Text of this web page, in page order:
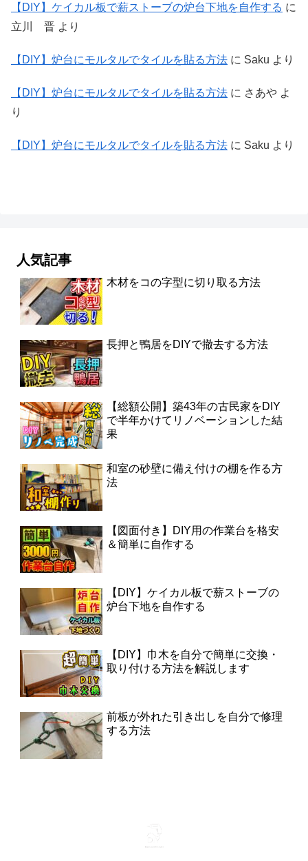
【DIY】ケイカル板で薪ストーブの炉台下地を自作する に
立川 晋 より
【DIY】炉台にモルタルでタイルを貼る方法 に Saku より
【DIY】炉台にモルタルでタイルを貼る方法 に さあや よ
り
【DIY】炉台にモルタルでタイルを貼る方法 に Saku より
人気記事
木材をコの字型に切り取る方法
長押と鴨居をDIYで撤去する方法
【総額公開】築43年の古民家をDIY
で半年かけてリノベーションした結
果
和室の砂壁に備え付けの棚を作る方
法
【図面付き】DIY用の作業台を格安
＆簡単に自作する
【DIY】ケイカル板で薪ストーブの
炉台下地を自作する
【DIY】巾木を自分で簡単に交換・
取り付ける方法を解説します
前板が外れた引き出しを自分で修理
する方法